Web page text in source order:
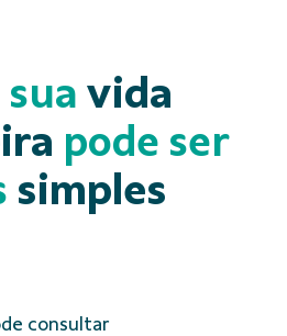
vida
pode ser
simples
consultar